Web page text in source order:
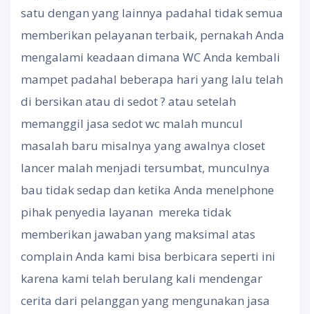
satu dengan yang lainnya padahal tidak semua
memberikan pelayanan terbaik, pernakah Anda
mengalami keadaan dimana WC Anda kembali
mampet padahal beberapa hari yang lalu telah
di bersikan atau di sedot ? atau setelah
memanggil jasa sedot wc malah muncul
masalah baru misalnya yang awalnya closet
lancer malah menjadi tersumbat, munculnya
bau tidak sedap dan ketika Anda menelphone
pihak penyedia layanan mereka tidak
memberikan jawaban yang maksimal atas
complain Anda kami bisa berbicara seperti ini
karena kami telah berulang kali mendengar
cerita dari pelanggan yang mengunakan jasa